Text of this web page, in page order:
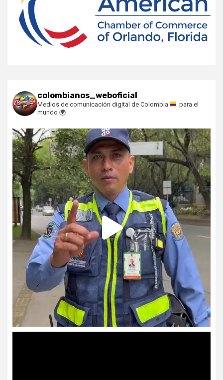
colombianos_weboficial
Medios de comunicación digital de Colombia
para el
mundo 🌍